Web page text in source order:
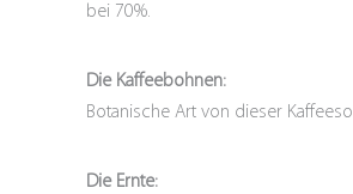
bei 70%.
Die Kaffeebohnen:
Botanische Art von dieser
Die Ernte: